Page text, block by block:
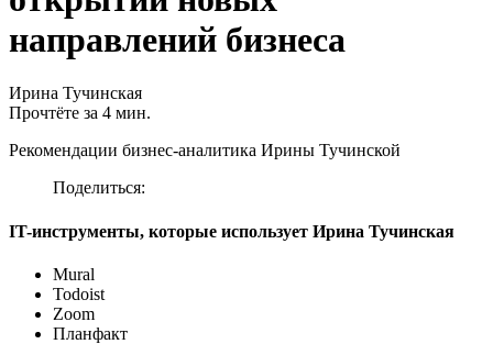
направлений бизнеса
Ирина Тучинская
Прочтёте за 4 мин.
Рекомендации бизнес-аналитика Ирины Тучинской
Поделиться:
IT-инструменты, которые использует Ирина Тучинская
Mural
Todoist
Zoom
Планфакт